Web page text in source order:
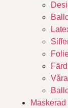
Maskerad